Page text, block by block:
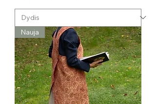
Nauja